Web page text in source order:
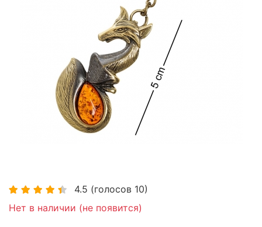
4.5 (голосов 10)
Нет в наличии (не появится)